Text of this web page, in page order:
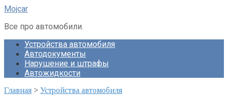
Перейти
контенту
Mojcar
Все про автомобили.
Устройства автомобиля
Автодокументы
Нарушение и штрафы
Автожидкости
Главная > Устройства автомобиля